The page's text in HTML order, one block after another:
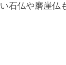
石仏や磨崖仏